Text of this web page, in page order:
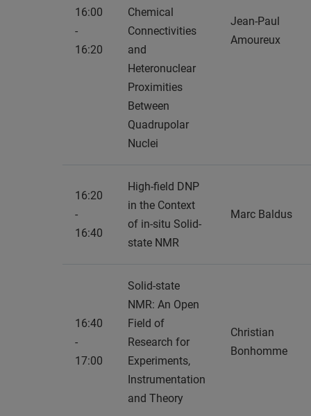
16:00
-
16:20
Chemical
Connectivities
and
Heteronuclear
Proximities
Between
Quadrupolar
Nuclei
Jean-Paul
Amoureux
16:20
-
16:40
High-field DNP
in the Context
of in-situ Solid-
state NMR
Marc Baldus
16:40
-
17:00
Solid-state
NMR: An Open
Field of
Research for
Experiments,
Instrumentation
and Theory
Christian
Bonhomme